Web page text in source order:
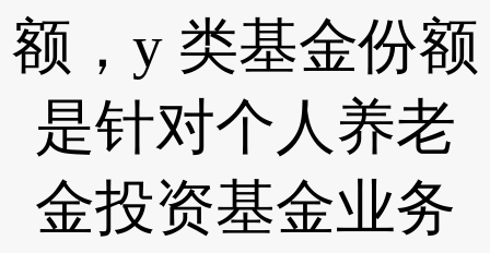
额，y 类基金份额
是针对个人养老
金投资基金业务